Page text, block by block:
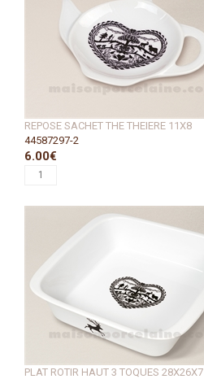
REPOSE SACHET THE THEIERE 11X8
44587297-2
6.00€
PLAT ROTIR HAUT 3 TOQUES 28X26X7